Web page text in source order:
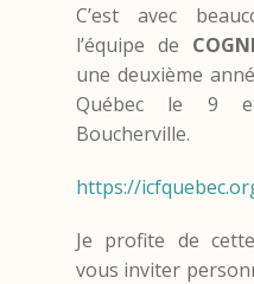
C’est avec
l’équipe de
une deuxième
Québec le 9
Boucherville.
https://
Je profite de
vous inviter